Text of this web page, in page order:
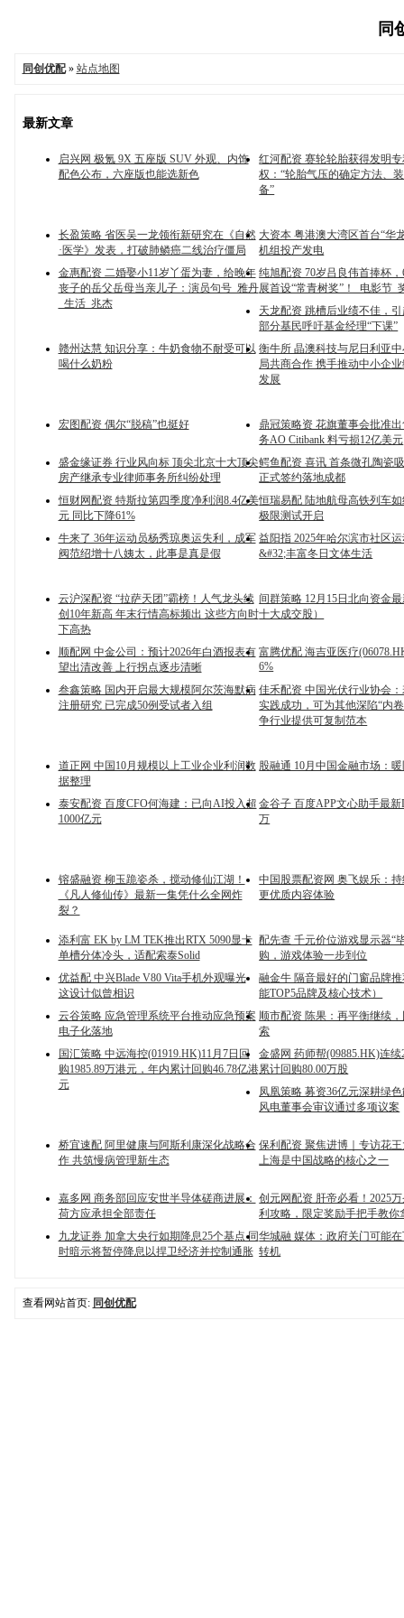
同
同创优配» 站点地图
最新文章
启兴网 极氪 9X 五座版 SUV 外观、内饰
配色公布，六座版也能选新色
红河配资 赛轮轮胎获得发明
权：“轮胎气压的确定方法、
备”
长盈策略 省医吴一龙领衔新研究在《自然
·医学》发表，打破肺鳞癌二线治疗僵局
大资本 粤港澳大湾区首台“华
机组投产发电
金惠配资 二婚娶小11岁丫蛋为妻，给晚年
丧子的岳父岳母当亲儿子：演员句号_雅丹
_生活_兆杰
纯旭配资 70岁吕良伟首捧杯
展首设“常青树奖”！_电影节_
天龙配资 跳槽后业绩不佳，
部分基民呼吁基金经理“下课”
赣州达慧 知识分享：牛奶食物不耐受可以
喝什么奶粉
衡牛所 晶澳科技与尼日利亚
局共商合作 携手推动中小企
发展
宏图配资 偶尔“脱稿”也挺好
鼎冠策略资 花旗董事会批准
务AO Citibank 料亏损12亿美元
盛金缘证券 行业风向标 顶尖北京十大顶尖
房产继承专业律师事务所纠纷处理
鳄鱼配资 喜讯 首条微孔陶瓷
正式签约落地成都
恒财网配资 特斯拉第四季度净利润8.4亿美
元 同比下降61%
恒瑞易配 陆地航母高铁列车
极限测试开启
牛来了 36年运动员杨秀琼奥运失利，成军
阀范绍增十八姨太，此事是真是假
益阳指 2025年哈尔滨市社区
&#32;丰富冬日文体生活
云沪深配资 “拉萨天团”霸榜！人气龙头续
创10年新高 年末行情高标频出 这些方向时
下高热
间群策略 12月15日北向资金
十大成交股）
顺配网 中金公司：预计2026年白酒报表有
望出清改善 上行拐点逐步清晰
富腾优配 海吉亚医疗
6%
叁鑫策略 国内开启最大规模阿尔茨海默病
注册研究 已完成50例受试者入组
佳禾配资 中国光伏行业协会
实践成功，可为其他深陷“内
争行业提供可复制范本
道正网 中国10月规模以上工业企业利润数
据整理
股融通 10月中国金融市场：
泰安配资 百度CFO何海建：已向AI投入超
1000亿元
金谷子 百度APP文心助手最
万
镕盛融资 柳玉跪姿杀，搅动修仙江湖！
《凡人修仙传》最新一集凭什么全网炸
裂？
中国股票配资网 奥飞娱乐：
更优质内容体验
添利富 EK by LM TEK推出RTX 5090显卡
单槽分体冷头，适配索泰Solid
配先查 千元价位游戏显示器“
购，游戏体验一步到位
优益配 中兴Blade V80 Vita手机外观曝光
这设计似曾相识
融金牛 隔音最好的门窗品牌
能TOP5品牌及核心技术）
云谷策略 应急管理系统平台推动应急预案
电子化落地
顺市配资 陈果：再平衡继续
索
国汇策略 中远海控(01919.HK)11月7日回
购1985.89万港元，年内累计回购46.78亿港
元
金盛网 药师帮(09885.HK)连
累计回购80.00万股
凤凰策略 募资36亿元深耕绿
风电董事会审议通过多项议案
桥宜速配 阿里健康与阿斯利康深化战略合
作 共筑慢病管理新生态
保利配资 聚焦进博｜专访花
上海是中国战略的核心之一
嘉多网 商务部回应安世半导体磋商进展：
荷方应承担全部责任
创元网配资 肝帝必看！2025
利攻略，限定奖励手把手教你
九龙证券 加拿大央行如期降息25个基点 同
时暗示将暂停降息以捍卫经济并控制通胀
华城融 媒体：政府关门可能
转机
查看网站首页: 同创优配